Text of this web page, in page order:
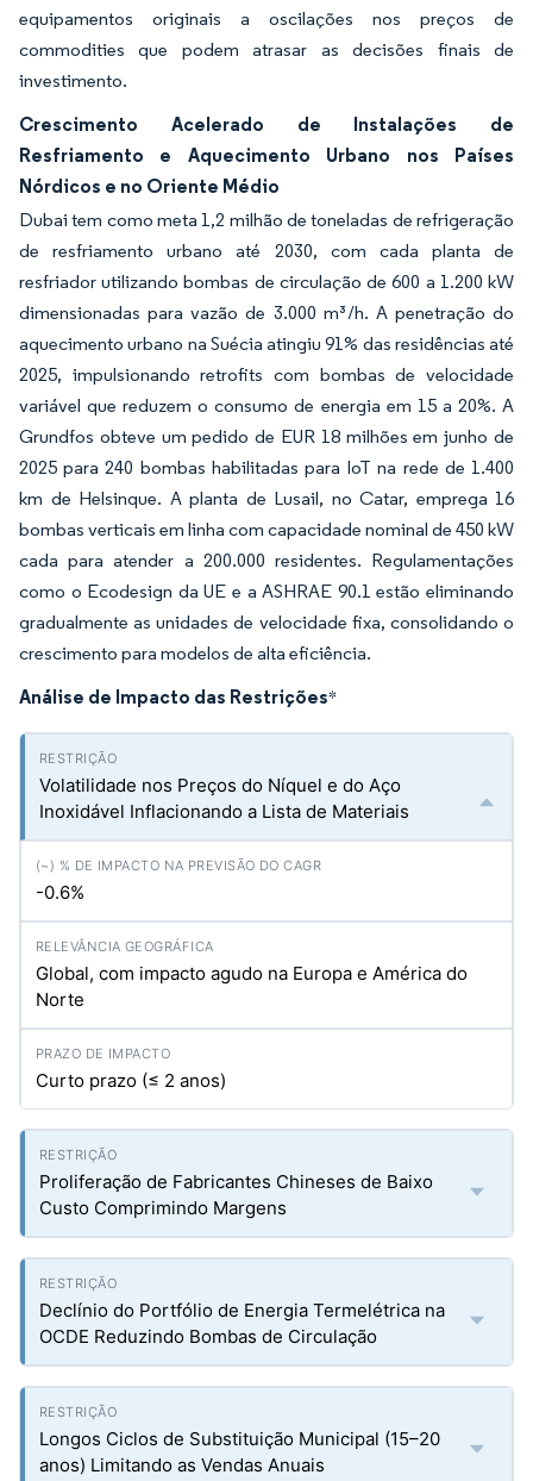
equipamentos originais a oscilações nos preços de
commodities que podem atrasar as decisões finais de
investimento.
Crescimento Acelerado de Instalações de
Resfriamento e Aquecimento Urbano nos Países
Nórdicos e no Oriente Médio
Dubai tem como meta 1,2 milhão de toneladas de refrigeração
de resfriamento urbano até 2030, com cada planta de
resfriador utilizando bombas de circulação de 600 a 1.200 kW
dimensionadas para vazão de 3.000 m³/h. A penetração do
aquecimento urbano na Suécia atingiu 91% das residências até
2025, impulsionando retrofits com bombas de velocidade
variável que reduzem o consumo de energia em 15 a 20%. A
Grundfos obteve um pedido de EUR 18 milhões em junho de
2025 para 240 bombas habilitadas para IoT na rede de 1.400
km de Helsinque. A planta de Lusail, no Catar, emprega 16
bombas verticais em linha com capacidade nominal de 450 kW
cada para atender a 200.000 residentes. Regulamentações
como o Ecodesign da UE e a ASHRAE 90.1 estão eliminando
gradualmente as unidades de velocidade fixa, consolidando o
crescimento para modelos de alta eficiência.
Análise de Impacto das Restrições*
Volatilidade nos Preços do Níquel e do Aço
Inoxidável Inflacionando a Lista de Materiais
-0.6%
Global, com impacto agudo na Europa e América do
Norte
Curto prazo (≤ 2 anos)
Proliferação de Fabricantes Chineses de Baixo
Custo Comprimindo Margens
Declínio do Portfólio de Energia Termelétrica na
OCDE Reduzindo Bombas de Circulação
Longos Ciclos de Substituição Municipal (15–20
anos) Limitando as Vendas Anuais